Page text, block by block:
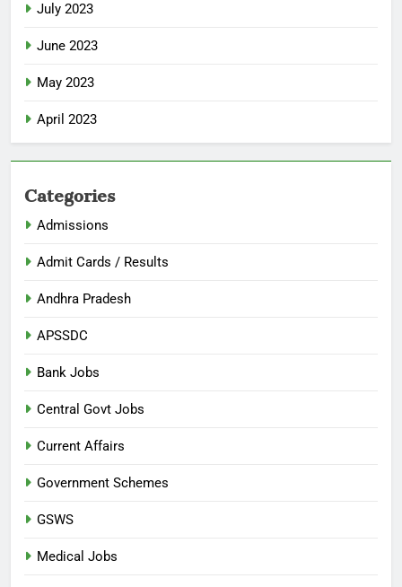
July 2023
June 2023
May 2023
April 2023
Categories
Admissions
Admit Cards / Results
Andhra Pradesh
APSSDC
Bank Jobs
Central Govt Jobs
Current Affairs
Government Schemes
GSWS
Medical Jobs